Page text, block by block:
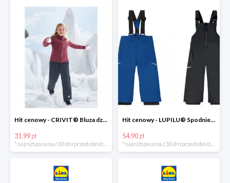
Hit cenowy - CRIVIT® Bluza dziewczęca z polaru
31.99 zł
Hit cenowy - LUPILU® Spodnie narciarskie chłopięce
54.90 zł